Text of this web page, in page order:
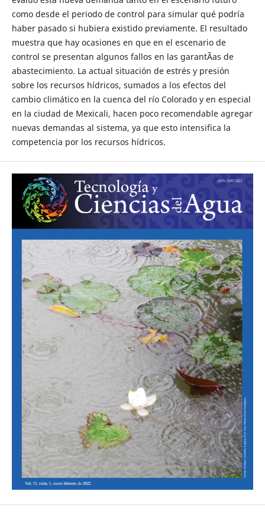
como desde el periodo de control para simular qué podría
haber pasado si hubiera existido previamente. El resultado
muestra que hay ocasiones en que en el escenario de
control se presentan algunos fallos en las garantÃ­as de
abastecimiento. La actual situación de estrés y presión
sobre los recursos hídricos, sumados a los efectos del
cambio climático en la cuenca del río Colorado y en especial
en la ciudad de Mexicali, hacen poco recomendable agregar
nuevas demandas al sistema, ya que esto intensifica la
competencia por los recursos hídricos.